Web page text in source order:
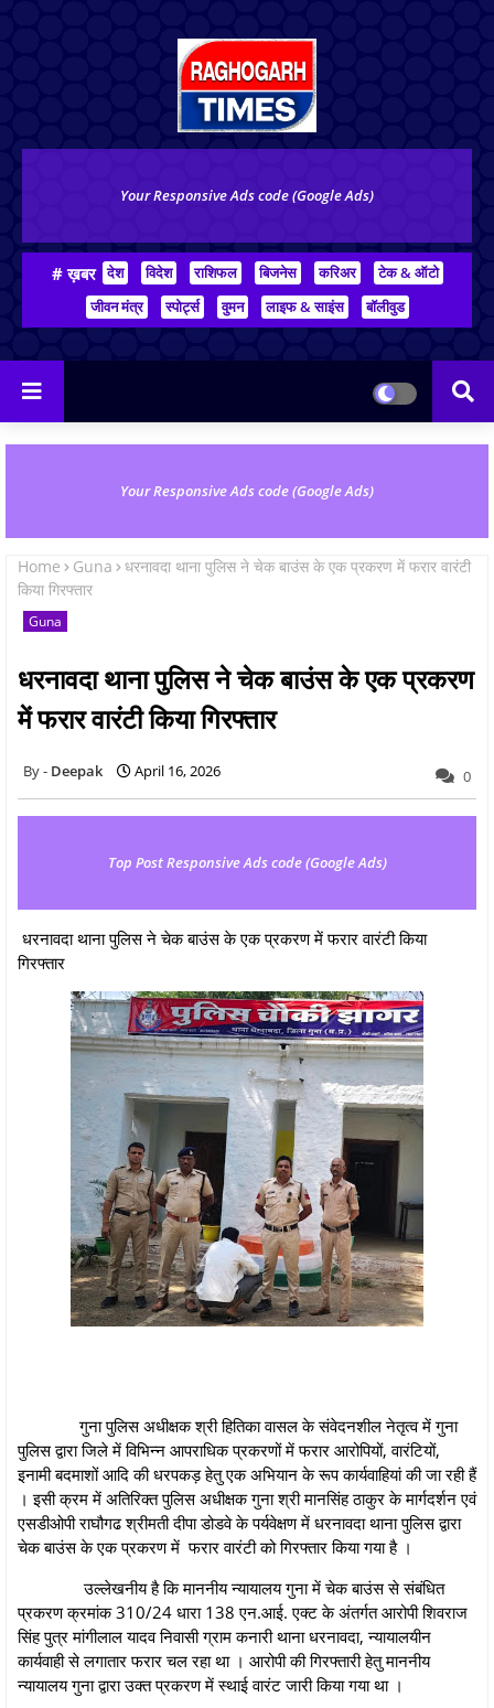
Your Responsive Ads code (Google Ads)
# ख़बर देश विदेश राशिफल बिजनेस करिअर
टेक & ऑटो
जीवन मंत्र
स्पोर्ट्स वुमन लाइफ & साइंस बॉलीवुड
Your Responsive Ads code (Google Ads)
Home Guna
धरनावदा थाना पुलिस ने चेक बाउंस के एक प्रकरण में फरार वारंटी
किया गिरफ्तार
Guna
धरनावदा थाना पुलिस ने चेक बाउंस के एक प्रकरण
में फरार वारंटी किया गिरफ्तार
Deepak April 16, 2026 0
Top Post Responsive Ads code (Google Ads)
धरनावदा थाना पुलिस ने चेक बाउंस के एक प्रकरण में फरार वारंटी किया
गिरफ्तार
गुना पुलिस अधीक्षक श्री हितिका वासल के संवेदनशील नेतृत्व में गुना
पुलिस द्वारा जिले में विभिन्न आपराधिक प्रकरणों में फरार आरोपियों, वारंटियों,
इनामी बदमाशों आदि की धरपकड़ हेतु एक अभियान के रूप कार्यवाहियां की जा रही हैं
। इसी क्रम में अतिरिक्त पुलिस अधीक्षक गुना श्री मानसिंह ठाकुर के मार्गदर्शन एवं
एसडीओपी राघौगढ श्रीमती दीपा डोडवे के पर्यवेक्षण में धरनावदा थाना पुलिस द्वारा
चेक बाउंस के एक प्रकरण में फरार वारंटी को गिरफ्तार किया गया है ।
उल्लेखनीय है कि माननीय न्यायालय गुना में चेक बाउंस से संबंधित
प्रकरण क्रमांक 310/24 धारा 138 एन.आई. एक्ट के अंतर्गत आरोपी शिवराज
सिंह पुत्र मांगीलाल यादव निवासी ग्राम कनारी थाना धरनावदा, न्यायालयीन
कार्यवाही से लगातार फरार चल रहा था । आरोपी की गिरफ्तारी हेतु माननीय
न्यायालय गुना द्वारा उक्त प्रकरण में स्थाई वारंट जारी किया गया था ।